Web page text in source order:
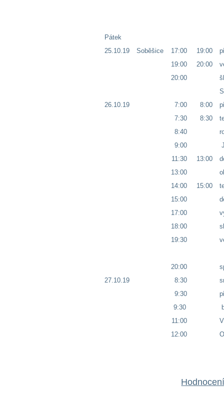
Pátek
25.10.19
Soběšice 17:00 19:00
19:00
20:00
20:00
26.10.19 7:00 8:00
7:30
8:30
8:40
9:00
11:30
13:00
13:00
14:00
15:00
15:00
17:00
18:00
19:30
20:00
27.10.19
8:30
9:30
9:30
11:00
12:00